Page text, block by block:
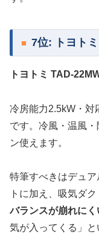
7位: トヨト
トヨトミ TAD-
冷房能力2.5kW・対
です。冷風・温風
ン使えます。
特筆すべきはデュ
トに加え、吸気ダ
バランスが崩れにく
気が入ってくる」と